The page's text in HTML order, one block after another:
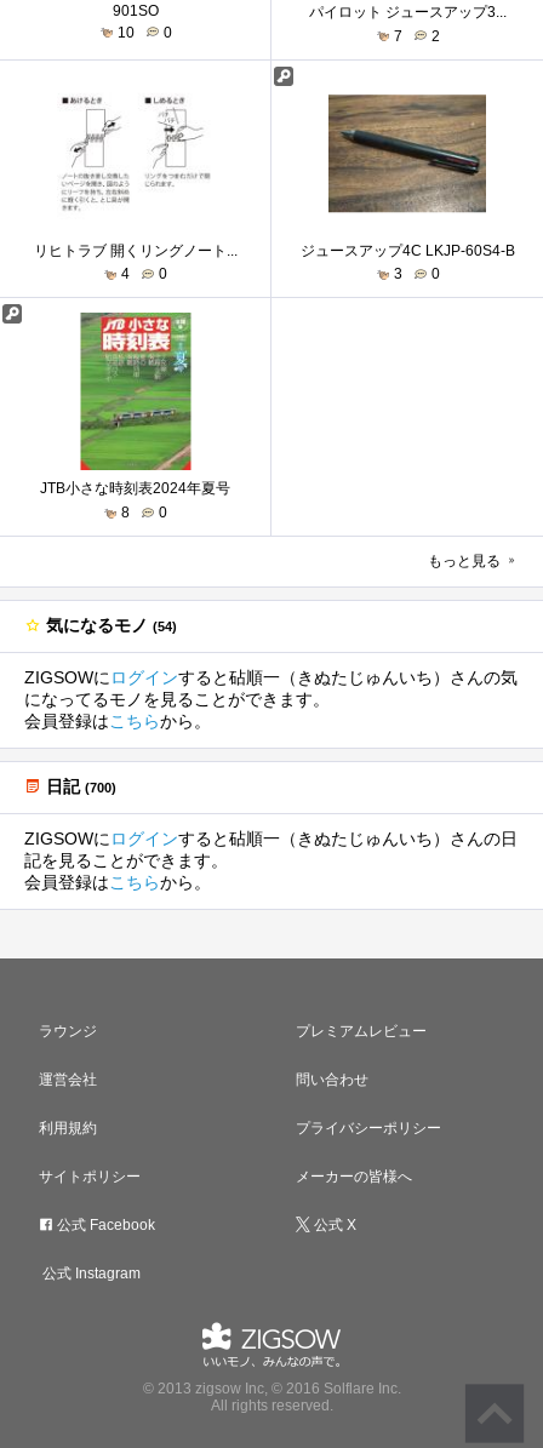
901SO
10
0
パイロット ジュースアップ3...
7
2
リヒトラブ 開くリングノート...
4
0
ジュースアップ4C LKJP-60S4-B
3
0
JTB小さな時刻表2024年夏号
8
0
もっと見る
気になるモノ (54)
ZIGSOWにログインすると砧順一（きぬたじゅんいち）さんの気
になってるモノを見ることができます。
会員登録はこちらから。
日記 (700)
ZIGSOWにログインすると砧順一（きぬたじゅんいち）さんの日
記を見ることができます。
会員登録はこちらから。
ラウンジ プレミアムレビュー
運営会社 問い合わせ
利用規約 プライバシーポリシー
サイトポリシー メーカーの皆様へ
公式 Facebook 公式 X
公式 Instagram
© 2013 zigsow Inc, © 2016 Solflare Inc.
All rights reserved.